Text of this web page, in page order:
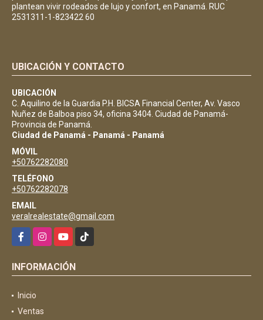
plantean vivir rodeados de lujo y confort, en Panamá. RUC
2531311-1-823422 60
UBICACIÓN Y CONTACTO
UBICACIÓN
C. Aquilino de la Guardia P.H. BICSA Financial Center, Av. Vasco
Nuñez de Balboa piso 34, oficina 3404. Ciudad de Panamá-
Provincia de Panamá.
Ciudad de Panamá - Panamá - Panamá
MÓVIL
+50762282080
TELÉFONO
+50762282078
EMAIL
veralrealestate@gmail.com
FacebookInstagramYouTubeTikTok
INFORMACIÓN
Inicio
Ventas